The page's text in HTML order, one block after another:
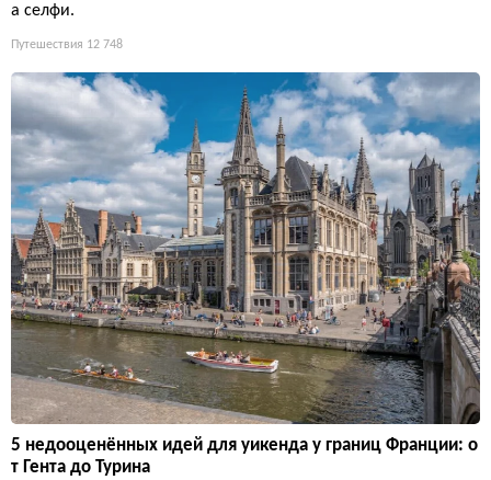
а селфи.
Путешествия 12 748
5 недооценённых идей для уикенда у границ Франции: о
т Гента до Турина